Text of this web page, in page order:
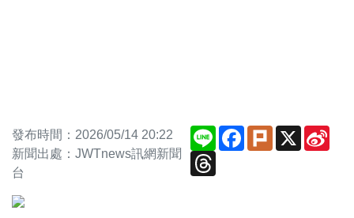
發布時間：2026/05/14 20:22
新聞出處：JWTnews訊網新聞
台
Line Facebook
PlurkX
Threads